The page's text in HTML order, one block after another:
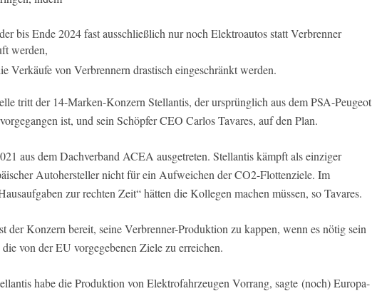
bis Ende 2024 fast ausschließlich nur noch Elektroautos statt Verbrenner
werden,
Verkäufe von Verbrennern drastisch eingeschränkt werden.
tritt der 14-Marken-Konzern Stellantis, der ursprünglich aus dem PSA-Peugeot
ist, und sein Schöpfer CEO Carlos Tavares, auf den Plan.
aus dem Dachverband ACEA ausgetreten. Stellantis kämpft als einziger
Autohersteller nicht für ein Aufweichen der CO2-Flottenziele. Im
zur rechten Zeit“ hätten die Kollegen machen müssen, so Tavares.
der Konzern bereit, seine Verbrenner-Produktion zu kappen, wenn es nötig sein
von der EU vorgegebenen Ziele zu erreichen.
habe die Produktion von Elektrofahrzeugen Vorrang, sagte (noch) Europa-